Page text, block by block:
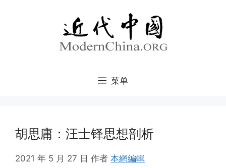
菜单
胡思庸：汪士铎思想剖析
2021 年 5 月 27 日 作者 本網編輯